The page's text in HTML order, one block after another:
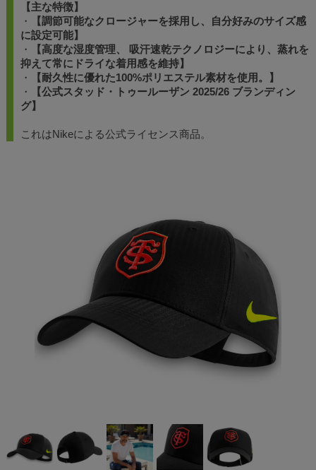
【主な特徴】
・
【調節可能なクロージャーを採用し、自分好みのサイズ感
に設定可能】
・
【高度な湿度管理、 吸汗速乾テクノロジーにより、蒸れを
抑えて常にドライな着用感を維持】
・
【耐久性に優れた100%ポリエステル素材を使用。】
・
【公式スタッド・トゥールーザン 2025/26 ブランディン
グ】
これはNikeによる公式ライセンス商品。